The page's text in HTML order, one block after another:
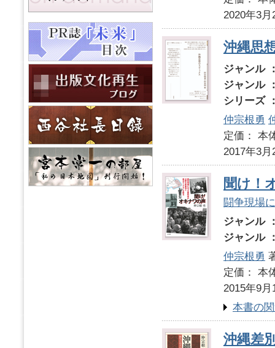
2020年3月
沖縄思
ジャンル
ジャンル
シリーズ
仲宗根勇
定価：
2017年3月
聞け！
闘争現場
ジャンル
ジャンル
仲宗根勇
定価：
2015年9月
本書の
沖縄差